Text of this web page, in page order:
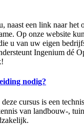
naast een link naar het
Op onze website
u van uw eigen
Ingenium dé
nodig?
cursus is een
van landbouw-,